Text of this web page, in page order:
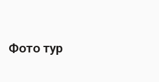
Фото тур